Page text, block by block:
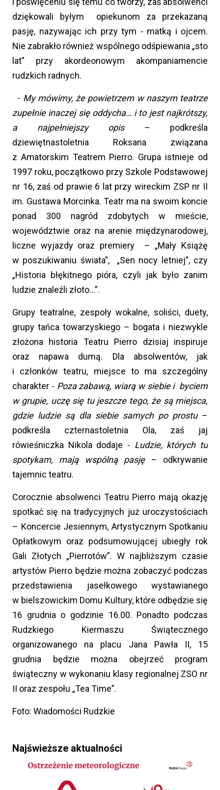
dziękowali byłym opiekunom za przekazaną
pasję, nazywając ich przy tym - matką i ojcem.
Nie zabrakło również wspólnego odśpiewania „sto
lat” przy akordeonowym akompaniamencie
rudzkich radnych.
- My mówimy, że powietrzem w naszym teatrze
zupełnie inaczej się oddycha… i to jest najkrótszy,
a najpełniejszy opis– podkreśla
dziewiętnastoletnia Roksana związana
z Amatorskim Teatrem Pierro. Grupa istnieje od
1997 roku, początkowo przy Szkole Podstawowej
nr 16, zaś od prawie 6 lat przy wireckim ZSP nr II
im. Gustawa Morcinka. Teatr ma na swoim koncie
ponad 300 nagród zdobytych w mieście,
województwie oraz na arenie międzynarodowej,
liczne wyjazdy oraz premiery – „Mały Książę
w poszukiwaniu świata”, „Sen nocy letniej”, czy
„Historia błękitnego pióra, czyli jak było zanim
ludzie znaleźli złoto...”.
Grupy teatralne, zespoły wokalne, soliści, duety,
grupy tańca towarzyskiego – bogata i niezwykle
złożona historia Teatru Pierro dzisiaj inspiruje
oraz napawa dumą. Dla absolwentów, jak
i członków teatru, miejsce to ma szczególny
charakter - Poza zabawą, wiarą w siebie i byciem
w grupie, uczę się tu jeszcze tego, że są miejsca,
gdzie ludzie są dla siebie samych po prostu–
podkreśla czternastoletnia Ola, zaś jaj
rówieśniczka Nikola dodaje - Ludzie, których tu
spotykam, mają wspólną pasję– odkrywanie
tajemnic teatru.
Corocznie absolwenci Teatru Pierro mają okazję
spotkać się na tradycyjnych już uroczystościach
– Koncercie Jesiennym, Artystycznym Spotkaniu
Opłatkowym oraz podsumowującej ubiegły rok
Gali Złotych „Pierrotów”. W najbliższym czasie
artystów Pierro będzie można zobaczyć podczas
przedstawienia jasełkowego wystawianego
w bielszowickim Domu Kultury, które odbędzie się
16 grudnia o godzinie 16.00. Ponadto podczas
Rudzkiego Kiermaszu Świątecznego
organizowanego na placu Jana Pawła II, 15
grudnia będzie można obejrzeć program
świąteczny w wykonaniu klasy regionalnej ZSO nr
II oraz zespołu „Tea Time”.
Foto: Wiadomości Rudzkie
Najświeższe aktualności